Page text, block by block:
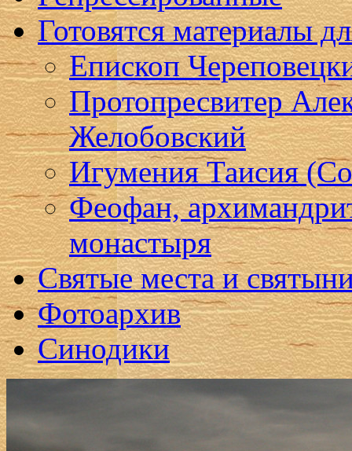
Готовятся материалы
Епископ
Протопресвитер
Желобовский
Игумения Таисия
Феофан,
монастыря
Святые места и
Фотоархив
Синодики